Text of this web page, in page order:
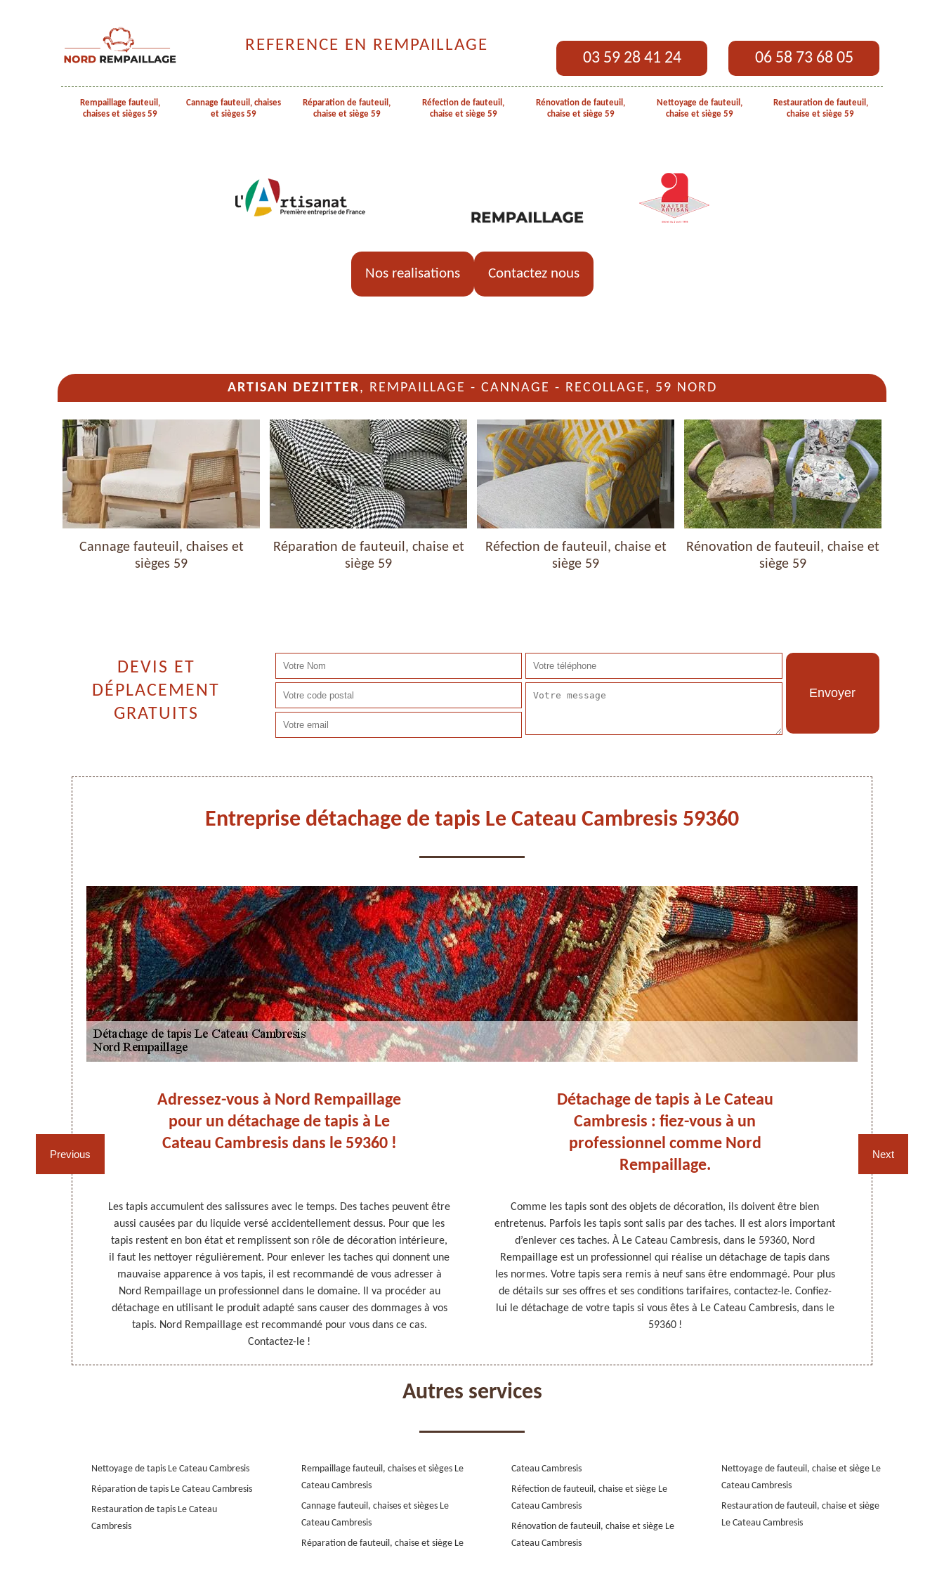
REFERENCE EN REMPAILLAGE
03 59 28 41 24 06 58 73 68 05
Rempaillage fauteuil,
chaises et sièges 59
Cannage fauteuil, chaises
et sièges 59
Réparation de fauteuil,
chaise et siège 59
Réfection de fauteuil,
chaise et siège 59
Rénovation de fauteuil,
chaise et siège 59
Nettoyage de fauteuil,
chaise et siège 59
Restauration de fauteuil,
chaise et siège 59
Nos realisations Contactez nous
ARTISAN DEZITTER, REMPAILLAGE - CANNAGE - RECOLLAGE, 59 NORD
Cannage fauteuil, chaises et
sièges 59
Réparation de fauteuil, chaise et
siège 59
Réfection de fauteuil, chaise et
siège 59
Rénovation de fauteuil, chaise et
siège 59
DEVIS ET
DÉPLACEMENT
GRATUITS
Entreprise détachage de tapis Le Cateau Cambresis 59360
Previous
Adressez-vous à Nord Rempaillage
pour un détachage de tapis à Le
Cateau Cambresis dans le 59360 !
Les tapis accumulent des salissures avec le temps. Des taches peuvent être
aussi causées par du liquide versé accidentellement dessus. Pour que les
tapis restent en bon état et remplissent son rôle de décoration intérieure,
il faut les nettoyer régulièrement. Pour enlever les taches qui donnent une
mauvaise apparence à vos tapis, il est recommandé de vous adresser à
Nord Rempaillage un professionnel dans le domaine. Il va procéder au
détachage en utilisant le produit adapté sans causer des dommages à vos
tapis. Nord Rempaillage est recommandé pour vous dans ce cas.
Contactez-le !
Détachage de tapis à Le Cateau
Cambresis : fiez-vous à un
professionnel comme Nord
Rempaillage.
Comme les tapis sont des objets de décoration, ils doivent être bien
entretenus. Parfois les tapis sont salis par des taches. Il est alors important
d’enlever ces taches. À Le Cateau Cambresis, dans le 59360, Nord
Rempaillage est un professionnel qui réalise un détachage de tapis dans
les normes. Votre tapis sera remis à neuf sans être endommagé. Pour plus
de détails sur ses offres et ses conditions tarifaires, contactez-le. Confiez-
lui le détachage de votre tapis si vous êtes à Le Cateau Cambresis, dans le
59360 !
Next
Autres services
Nettoyage de tapis Le Cateau Cambresis
Réparation de tapis Le Cateau Cambresis
Restauration de tapis Le Cateau
Cambresis
Rempaillage fauteuil, chaises et sièges Le
Cateau Cambresis
Cannage fauteuil, chaises et sièges Le
Cateau Cambresis
Réparation de fauteuil, chaise et siège Le
Cateau Cambresis
Réfection de fauteuil, chaise et siège Le
Cateau Cambresis
Rénovation de fauteuil, chaise et siège Le
Cateau Cambresis
Nettoyage de fauteuil, chaise et siège Le
Cateau Cambresis
Restauration de fauteuil, chaise et siège
Le Cateau Cambresis